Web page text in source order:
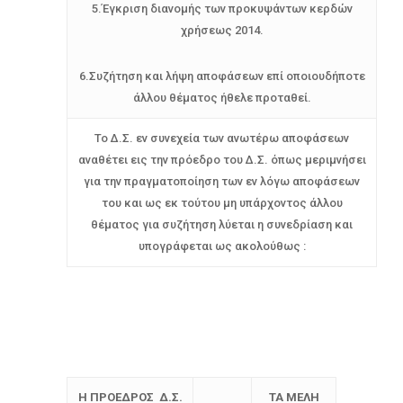
5.Έγκριση διανομής των προκυψάντων κερδών
χρήσεως 2014.
6.Συζήτηση και λήψη αποφάσεων επί οποιουδήποτε
άλλου θέματος ήθελε προταθεί.
Το Δ.Σ. εν συνεχεία των ανωτέρω αποφάσεων
αναθέτει εις την πρόεδρο του Δ.Σ. όπως μεριμνήσει
για την πραγματοποίηση των εν λόγω αποφάσεων
του και ως εκ τούτου μη υπάρχοντος άλλου
θέματος για συζήτηση λύεται η συνεδρίαση και
υπογράφεται ως ακολούθως :
Η ΠΡΟΕΔΡΟΣ Δ.Σ. ΤΑ ΜΕΛΗ